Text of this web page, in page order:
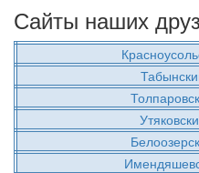
Сайты наших